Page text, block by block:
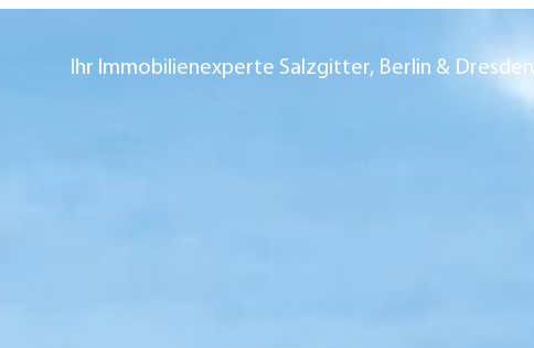
Ihr Immobilienexperte Salzgitter, Berlin & Dresden